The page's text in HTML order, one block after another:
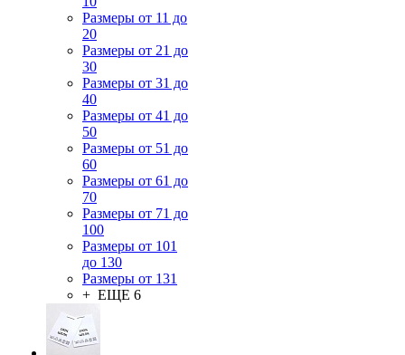
Размеры от 11 до
20
Размеры от 21 до
30
Размеры от 31 до
40
Размеры от 41 до
50
Размеры от 51 до
60
Размеры от 61 до
70
Размеры от 71 до
100
Размеры от 101
до 130
Размеры от 131
+ ЕЩЕ 6